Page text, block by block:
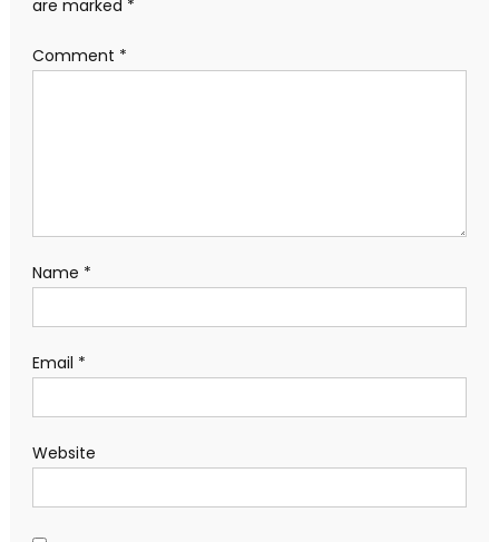
are marked *
Comment *
Name *
Email *
Website